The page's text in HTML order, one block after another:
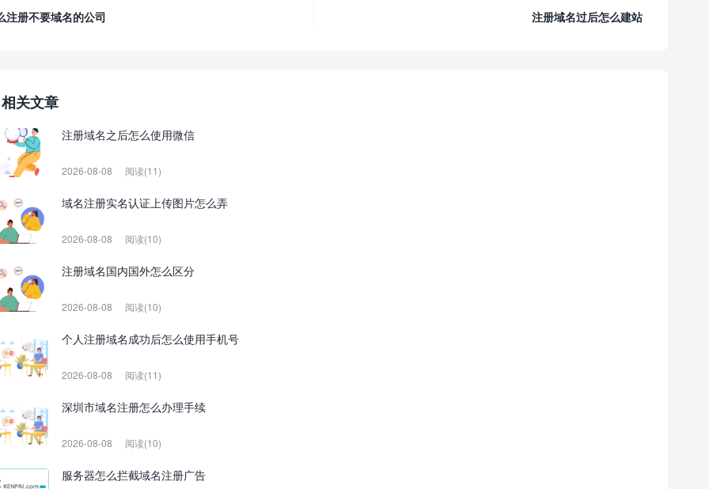
注册不要域名的公司
注册域名过后怎么建站
相关文章
注册域名之后怎么使用微信
2026-08-08 阅读(11)
域名注册实名认证上传图片怎么弄
2026-08-08 阅读(10)
注册域名国内国外怎么区分
2026-08-08 阅读(10)
个人注册域名成功后怎么使用手机号
2026-08-08 阅读(11)
深圳市域名注册怎么办理手续
2026-08-08 阅读(10)
服务器怎么拦截域名注册广告